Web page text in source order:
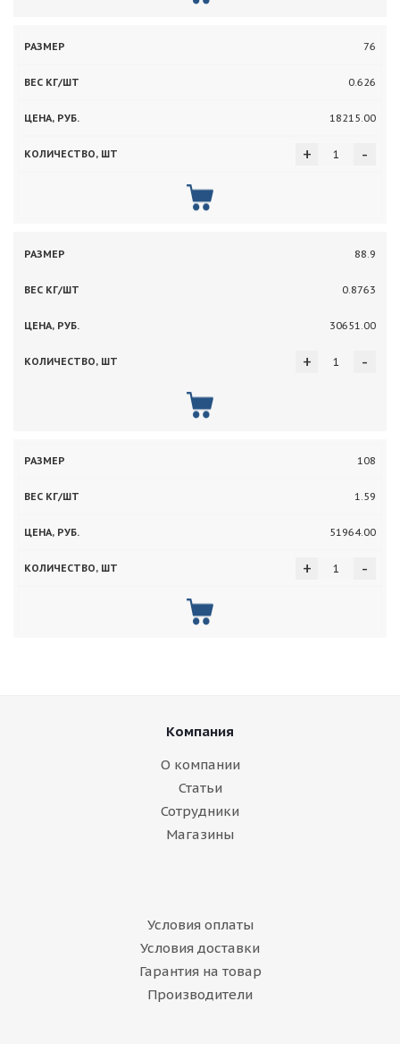
76
0.626
18215.00
-
+
88.9
0.8763
30651.00
-
+
108
1.59
51964.00
-
+
Компания
О компании
Статьи
Сотрудники
Магазины
Условия оплаты
Условия доставки
Гарантия на товар
Производители